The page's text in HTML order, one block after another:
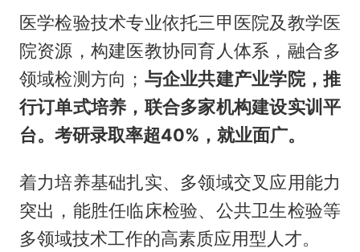
医学检验技术专业依托三甲医院及教学医
院资源，构建医教协同育人体系，融合多
领域检测方向； 与企业共建产业学院，推
行订单式培养，联合多家机构建设实训平
台。考研录取率超40%，就业面广。
着力培养基础扎实、多领域交叉应用能力
突出，能胜任临床检验、公共卫生检验等
多领域技术工作的高素质应用型人才。